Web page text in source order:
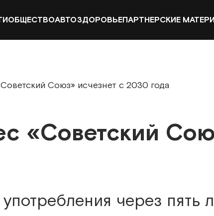
ОБЩЕСТВОАВТОЗДОРОВЬЕПАРТНЕРСКИЕ
Союз» исчезнет с 2030 года
«Советский
через пять